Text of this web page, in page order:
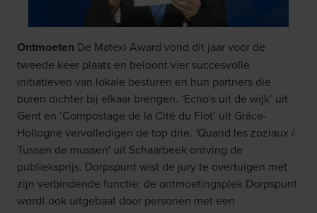
Ontmoeten De Matexi Award vond dit jaar voor de
tweede keer plaats en beloont vier succesvolle
initiatieven van lokale besturen en hun partners die
buren dichter bij elkaar brengen. ‘Echo's uit de wijk’ uit
Gent en ‘Compostage de la Cité du Flot’ uit Grâce-
Hollogne vervolledigen de top drie. 'Quand les zoziaux /
Tussen de mussen' uit Schaarbeek ontving de
publieksprijs. Dorpspunt wist de jury te overtuigen met
zijn verbindende functie: de ontmoetingsplek Dorpspunt
wordt ook uitgebaat door personen met een